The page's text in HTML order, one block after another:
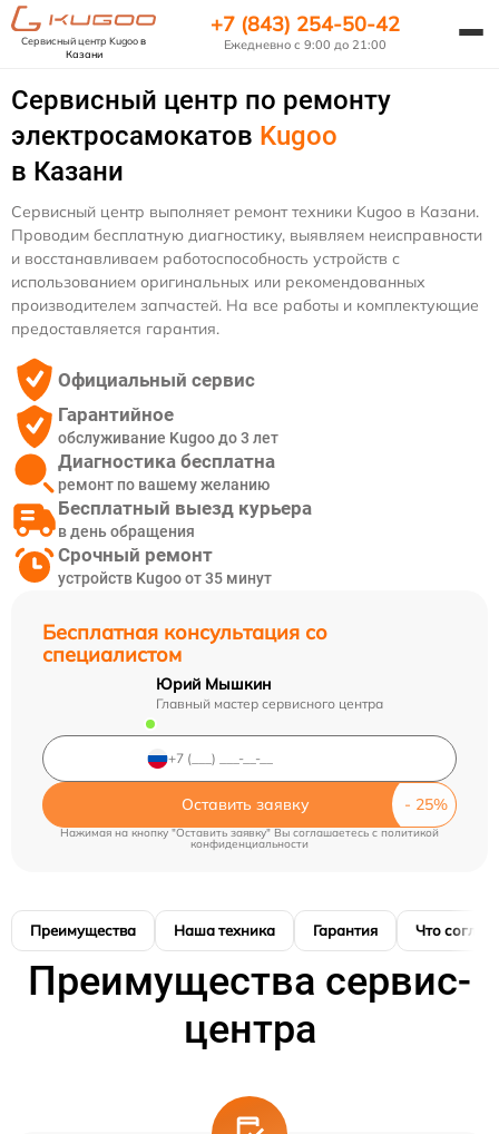
Сервисный центр Kugooв
Казани
+7 (843) 254-50-42
Ежедневно с 9:00 до 21:00
Сервисный центр по ремонту
электросамокатов Kugoo
в Казани
Бесплатная консультация со
специалистом
Юрий Мышкин
Главный мастер сервисного центра
Оставить заявку
Нажимая на кнопку "Оставить заявку" Вы соглашаетесь cполитикой
конфиденциальности
Сервисный центр выполняет ремонт техники Kugoo в Казани.
Проводим бесплатную диагностику, выявляем неисправности
и восстанавливаем работоспособность устройств с
использованием оригинальных или рекомендованных
производителем запчастей. На все работы и комплектующие
предоставляется гарантия.
Официальный сервис
Гарантийное
обслуживание Kugoo до 3 лет
Диагностика бесплатна
ремонт по вашему желанию
Бесплатный выезд курьера
в день обращения
Срочный ремонт
устройств Kugoo от 35 минут
Преимущества Наша техника Гарантия Что
Преимущества сервис-
центра